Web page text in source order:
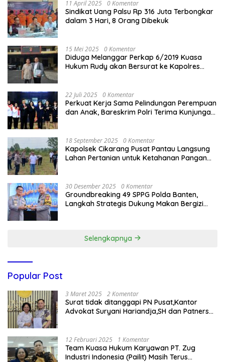
11 April 2025 0 Komentar
Sindikat Uang Palsu Rp 316 Juta Terbongkar
dalam 3 Hari, 8 Orang Dibekuk
15 Mei 2025 0 Komentar
Diduga Melanggar Perkap 6/2019 Kuasa
Hukum Rudy akan Bersurat ke Kapolres
22 Juli 2025 0 Komentar
Perkuat Kerja Sama Pelindungan Perempuan
dan Anak, Bareskrim Polri Terima Kunjungan
18 September 2025 0 Komentar
Kapolsek Cikarang Pusat Pantau Langsung
Lahan Pertanian untuk Ketahanan Pangan
30 Desember 2025 0 Komentar
Groundbreaking 49 SPPG Polda Banten,
Langkah Strategis Dukung Makan Bergizi
Selengkapnya
Popular Post
3 Maret 2025 2 Komentar
Surat tidak ditanggapi PN Pusat,Kantor
Advokat Suryani Hariandja,SH dan Patners
12 Februari 2025 1 Komentar
Team Kuasa Hukum Karyawan PT. Zug
Industri Indonesia (Pailit) Masih Terus